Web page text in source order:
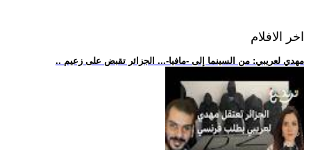
اخر الافلام
.. مهدي لعريبي: من السينما إلى -مافيا-... الجزائر تقبض على زعيم